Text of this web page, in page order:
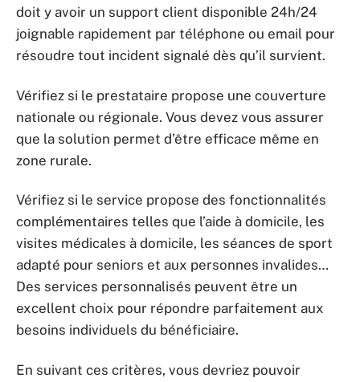
doit y avoir un support client disponible 24h/24
joignable rapidement par téléphone ou email pour
résoudre tout incident signalé dès qu’il survient.
Vérifiez si le prestataire propose une couverture
nationale ou régionale. Vous devez vous assurer
que la solution permet d’être efficace même en
zone rurale.
Vérifiez si le service propose des fonctionnalités
complémentaires telles que l’aide à domicile, les
visites médicales à domicile, les séances de sport
adapté pour seniors et aux personnes invalides…
Des services personnalisés peuvent être un
excellent choix pour répondre parfaitement aux
besoins individuels du bénéficiaire.
En suivant ces critères, vous devriez pouvoir